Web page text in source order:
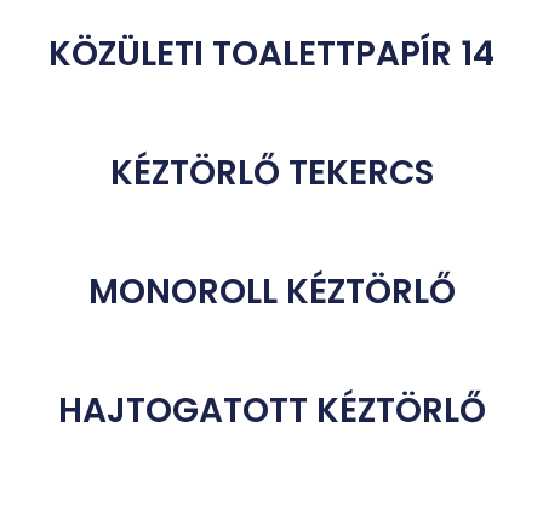
KÖZÜLETI TOALETTPAPÍR 14
KÉZTÖRLŐ TEKERCS
MONOROLL KÉZTÖRLŐ
HAJTOGATOTT KÉZTÖRLŐ